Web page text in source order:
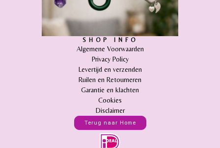
SHOP INFO
Algemene Voorwaarden
Privacy Policy
Levertijd en verzenden
Ruilen en Retourneren
Garantie en klachten
Cookies
Disclaimer
Terug naar Home